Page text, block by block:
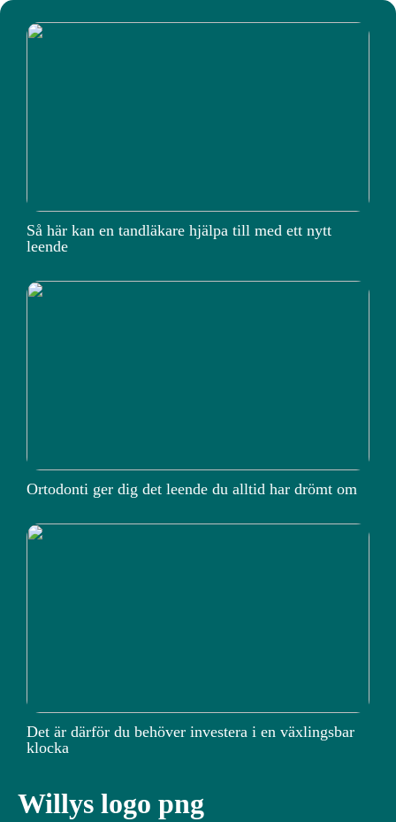
Så här kan en tandläkare hjälpa till med ett nytt
leende
Ortodonti ger dig det leende du alltid har drömt om
Det är därför du behöver investera i en växlingsbar
klocka
Willys logo png